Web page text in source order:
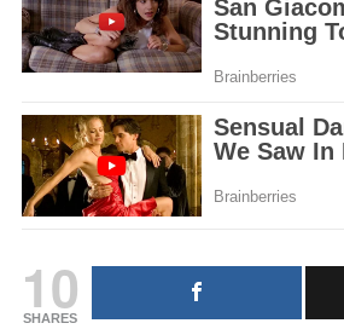
10
SHARES